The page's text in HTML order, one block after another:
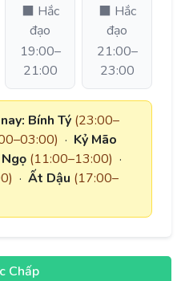
⬛ Hắc
đạo
19:00–
21:00
⬛ Hắc
đạo
21:00–
23:00
Bính Tý (23:00–
· Kỷ Mão
(11:00–13:00) ·
· Ất Dậu (17:00–
Chấp